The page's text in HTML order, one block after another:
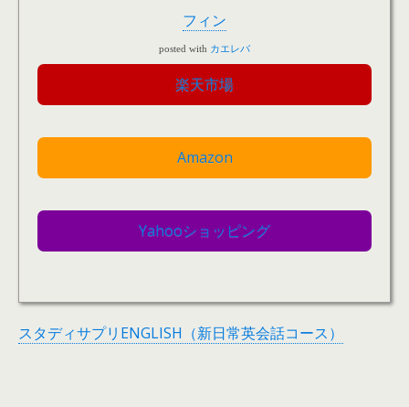
フィン
posted with カエレバ
楽天市場
Amazon
Yahooショッピング
スタディサプリENGLISH（新日常英会話コース）